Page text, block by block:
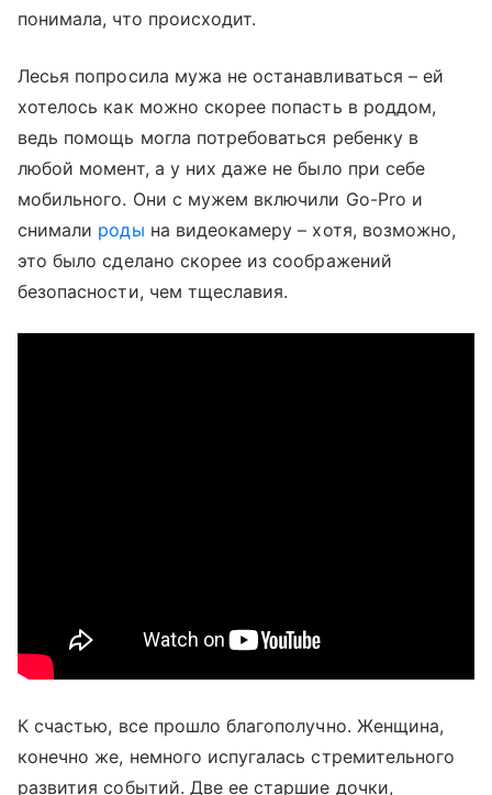
понимала, что происходит.
Лесья попросила мужа не останавливаться – ей
хотелось как можно скорее попасть в роддом,
ведь помощь могла потребоваться ребенку в
любой момент, а у них даже не было при себе
мобильного. Они с мужем включили Go-Pro и
снимали роды на видеокамеру – хотя, возможно,
это было сделано скорее из соображений
безопасности, чем тщеславия.
К счастью, все прошло благополучно. Женщина,
конечно же, немного испугалась стремительного
развития событий. Две ее старшие дочки,